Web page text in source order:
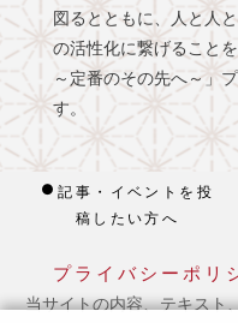
図るとともに、人と人
の活性化に繋げること
～定番のその先へ～」
す。
記事・イベントを投
稿したい方へ
プライバシーポリ
当サイトの内容、テキスト